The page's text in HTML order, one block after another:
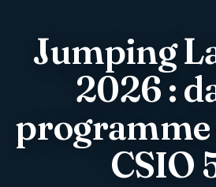
Jumping
2026 :
programme
CSIO